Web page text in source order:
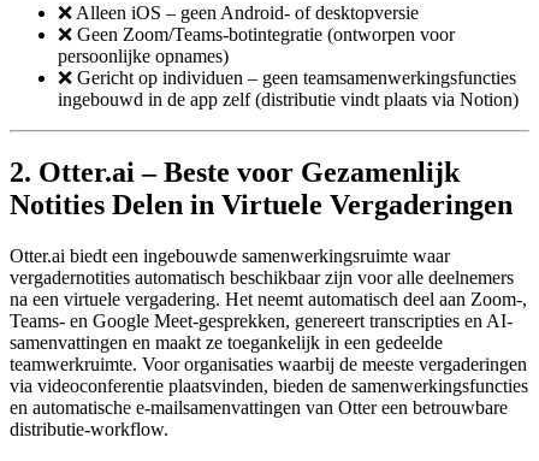
❌ Alleen iOS – geen Android- of desktopversie
❌ Geen Zoom/Teams-botintegratie (ontworpen voor
persoonlijke opnames)
❌ Gericht op individuen – geen teamsamenwerkingsfuncties
ingebouwd in de app zelf (distributie vindt plaats via Notion)
2. Otter.ai – Beste voor Gezamenlijk
Notities Delen in Virtuele Vergaderingen
Otter.ai biedt een ingebouwde samenwerkingsruimte waar
vergadernotities automatisch beschikbaar zijn voor alle deelnemers
na een virtuele vergadering. Het neemt automatisch deel aan Zoom-,
Teams- en Google Meet-gesprekken, genereert transcripties en AI-
samenvattingen en maakt ze toegankelijk in een gedeelde
teamwerkruimte. Voor organisaties waarbij de meeste vergaderingen
via videoconferentie plaatsvinden, bieden de samenwerkingsfuncties
en automatische e-mailsamenvattingen van Otter een betrouwbare
distributie-workflow.